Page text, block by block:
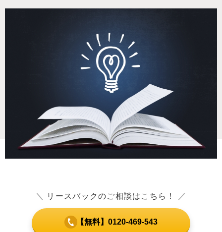
＼ リースバックのご相談はこちら！ ／
【無料】0120-469-543